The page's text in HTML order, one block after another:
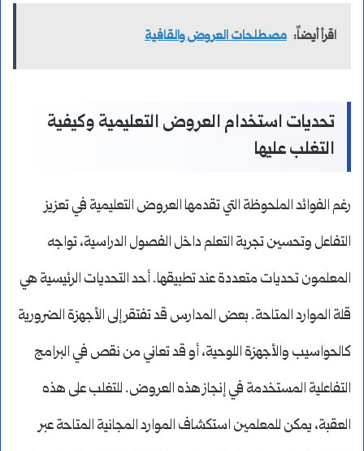
اقرأ أيضاً: مصطلحات العروض والقافية
تحديات استخدام العروض التعليمية وكيفية
التغلب عليها
رغم الفوائد الملحوظة التي تقدمها العروض التعليمية في تعزيز
التفاعل وتحسين تجربة التعلم داخل الفصول الدراسية، تواجه
المعلمون تحديات متعددة عند تطبيقها. أحد التحديات الرئيسية هي
قلة الموارد المتاحة. بعض المدارس قد تفتقر إلى الأجهزة الضرورية
كالحواسيب والأجهزة اللوحية، أو قد تعاني من نقص في البرامج
التفاعلية المستخدمة في إنجاز هذه العروض. للتغلب على هذه
العقبة، يمكن للمعلمين استكشاف الموارد المجانية المتاحة عبر